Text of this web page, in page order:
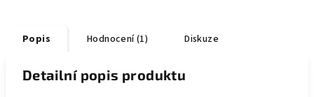
Popis Hodnocení (1) Diskuze
Detailní popis produktu